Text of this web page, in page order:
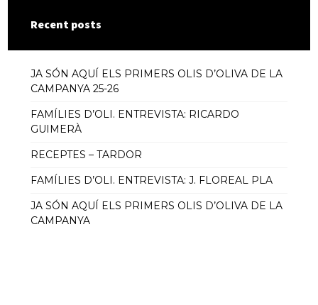
Recent posts
JA SÓN AQUÍ ELS PRIMERS OLIS D’OLIVA DE LA
CAMPANYA 25-26
FAMÍLIES D’OLI. ENTREVISTA: RICARDO
GUIMERÀ
RECEPTES – TARDOR
FAMÍLIES D’OLI. ENTREVISTA: J. FLOREAL PLA
JA SÓN AQUÍ ELS PRIMERS OLIS D’OLIVA DE LA
CAMPANYA